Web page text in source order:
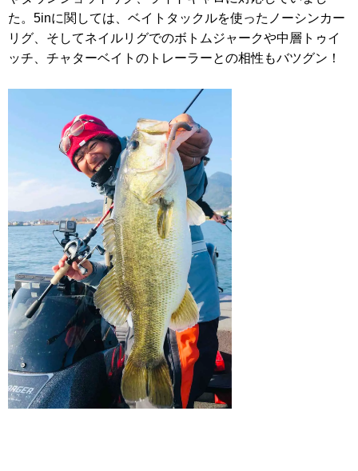
た。5inに関しては、ベイトタックルを使ったノーシンカー
リグ、そしてネイルリグでのボトムジャークや中層トゥイ
ッチ、チャターベイトのトレーラーとの相性もバツグン！